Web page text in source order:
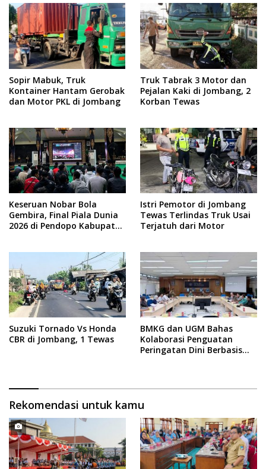
Sopir Mabuk, Truk
Kontainer Hantam Gerobak
dan Motor PKL di Jombang
Truk Tabrak 3 Motor dan
Pejalan Kaki di Jombang, 2
Korban Tewas
Keseruan Nobar Bola
Gembira, Final Piala Dunia
2026 di Pendopo Kabupaten
Istri Pemotor di Jombang
Tewas Terlindas Truk Usai
Terjatuh dari Motor
Suzuki Tornado Vs Honda
CBR di Jombang, 1 Tewas
BMKG dan UGM Bahas
Kolaborasi Penguatan
Peringatan Dini Berbasis
Rekomendasi untuk kamu